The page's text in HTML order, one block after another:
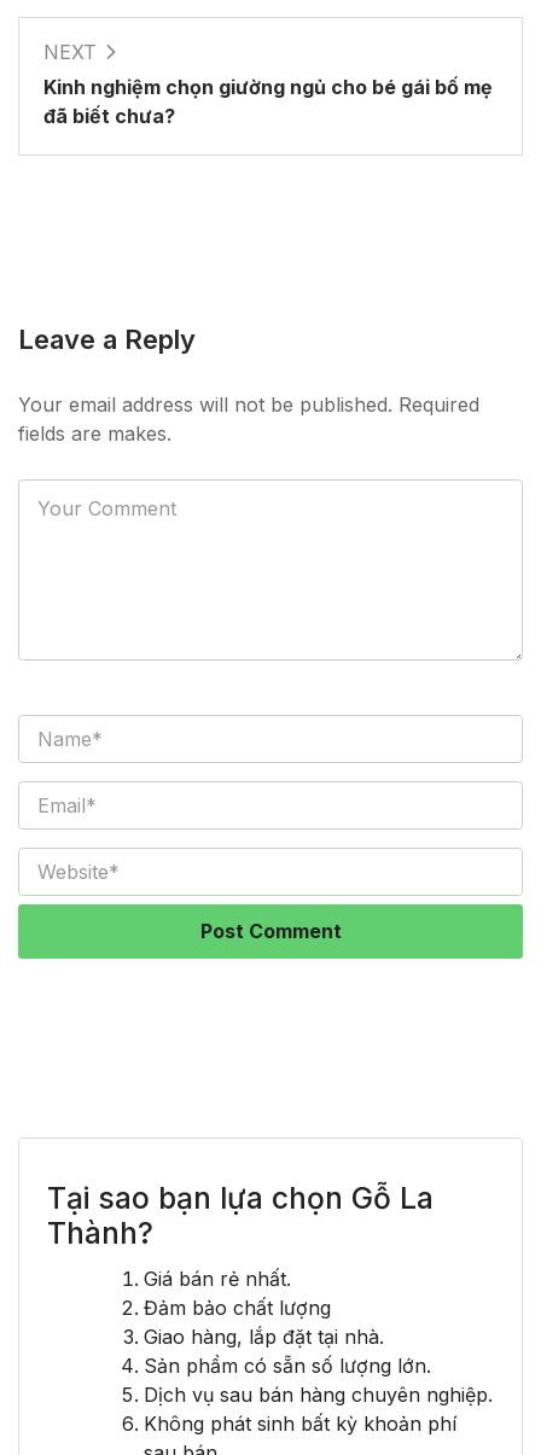
Tại sao bạn lựa chọn Gỗ La
Thành?
Giá bán rẻ nhất.
Đảm bảo chất lượng
Giao hàng, lắp đặt tại nhà.
Sản phẩm có sẵn số lượng lớn.
Dịch vụ sau bán hàng chuyên nghiệp.
Không phát sinh bất kỳ khoản phí
NEXT
Kinh nghiệm chọn giường ngủ cho bé gái bố mẹ
đã biết chưa?
Leave a Reply
Your email address will not be published. Required
fields are makes.